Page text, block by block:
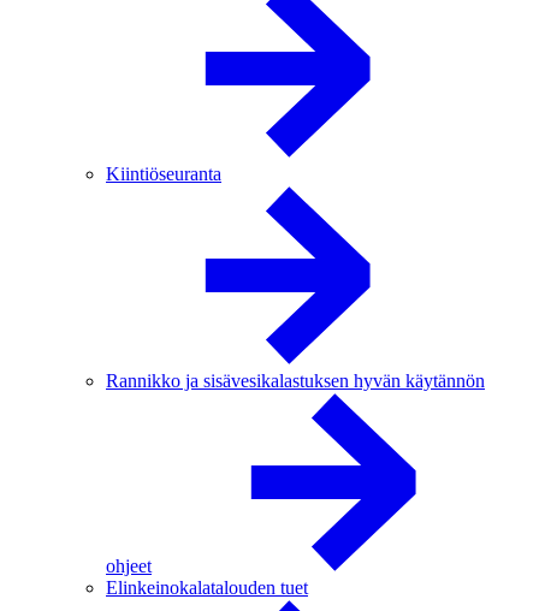
Kiintiöseuranta
Rannikko ja sisävesikalastuksen hyvän käytännön
ohjeet
Elinkeinokalatalouden tuet